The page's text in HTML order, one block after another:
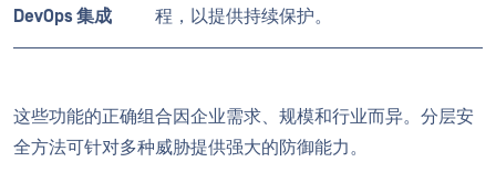
DevOps 集成
程，以提供持续保护。
这些功能的正确组合因企业需求、规模和行业而异。分层安
全方法可针对多种威胁提供强大的防御能力。